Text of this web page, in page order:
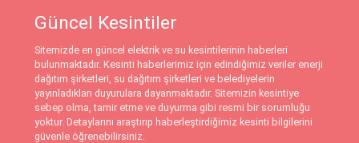
Güncel Kesintiler
Sitemizde en güncel elektrik ve su kesintilerinin haberleri
bulunmaktadır. Kesinti haberlerimiz için edindiğimiz veriler enerji
dağıtım şirketleri, su dağıtım şirketleri ve belediyelerin
yayınladıkları duyurulara dayanmaktadır. Sitemizin kesintiye
sebep olma, tamir etme ve duyurma gibi resmi bir sorumluğu
yoktur. Detaylarını araştırıp haberleştirdiğimiz kesinti bilgilerini
güvenle öğrenebilirsiniz.